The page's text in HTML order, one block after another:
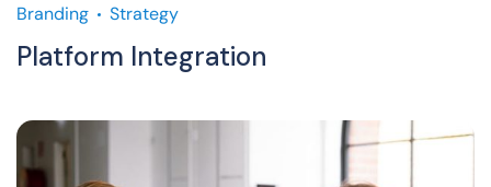
Branding Strategy
Platform Integration